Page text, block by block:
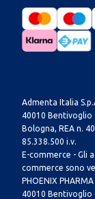
Admenta Italia
40010 Bentivoglio
Bologna, REA n.
85.338.500 i.v.
E-commerce - Gli
commerce sono
PHOENIX
40010 Bentivoglio